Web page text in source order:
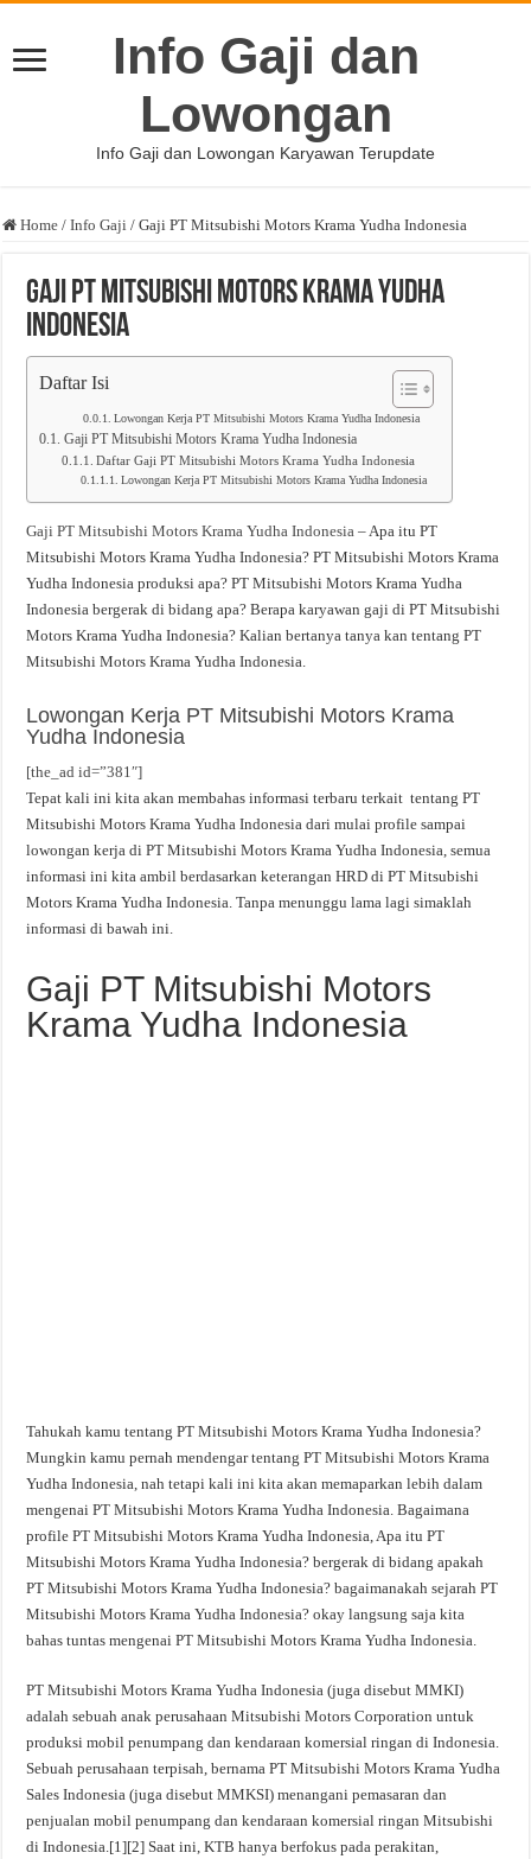
Info Gaji dan
Lowongan
Info Gaji dan Lowongan Karyawan Terupdate
Home / Info Gaji / Gaji PT Mitsubishi Motors Krama Yudha Indonesia
Gaji PT Mitsubishi Motors Krama Yudha
Indonesia
Daftar Isi
Lowongan Kerja PT Mitsubishi Motors Krama Yudha Indonesia
Gaji PT Mitsubishi Motors Krama Yudha Indonesia
Daftar Gaji PT Mitsubishi Motors Krama Yudha Indonesia
Lowongan Kerja PT Mitsubishi Motors Krama Yudha Indonesia
Gaji PT Mitsubishi Motors Krama Yudha Indonesia – Apa itu PT
Mitsubishi Motors Krama Yudha Indonesia? PT Mitsubishi Motors Krama
Yudha Indonesia produksi apa? PT Mitsubishi Motors Krama Yudha
Indonesia bergerak di bidang apa? Berapa karyawan gaji di PT Mitsubishi
Motors Krama Yudha Indonesia? Kalian bertanya tanya kan tentang PT
Mitsubishi Motors Krama Yudha Indonesia.
Lowongan Kerja PT Mitsubishi Motors Krama
Yudha Indonesia
[the_ad id=”381″]
Tepat kali ini kita akan membahas informasi terbaru terkait tentang PT
Mitsubishi Motors Krama Yudha Indonesia dari mulai profile sampai
lowongan kerja di PT Mitsubishi Motors Krama Yudha Indonesia, semua
informasi ini kita ambil berdasarkan keterangan HRD di PT Mitsubishi
Motors Krama Yudha Indonesia. Tanpa menunggu lama lagi simaklah
informasi di bawah ini.
Gaji PT Mitsubishi Motors
Krama Yudha Indonesia
Tahukah kamu tentang PT Mitsubishi Motors Krama Yudha Indonesia?
Mungkin kamu pernah mendengar tentang PT Mitsubishi Motors Krama
Yudha Indonesia, nah tetapi kali ini kita akan memaparkan lebih dalam
mengenai PT Mitsubishi Motors Krama Yudha Indonesia. Bagaimana
profile PT Mitsubishi Motors Krama Yudha Indonesia, Apa itu PT
Mitsubishi Motors Krama Yudha Indonesia? bergerak di bidang apakah
PT Mitsubishi Motors Krama Yudha Indonesia? bagaimanakah sejarah PT
Mitsubishi Motors Krama Yudha Indonesia? okay langsung saja kita
bahas tuntas mengenai PT Mitsubishi Motors Krama Yudha Indonesia.
PT Mitsubishi Motors Krama Yudha Indonesia (juga disebut MMKI)
adalah sebuah anak perusahaan Mitsubishi Motors Corporation untuk
produksi mobil penumpang dan kendaraan komersial ringan di Indonesia.
Sebuah perusahaan terpisah, bernama PT Mitsubishi Motors Krama Yudha
Sales Indonesia (juga disebut MMKSI) menangani pemasaran dan
penjualan mobil penumpang dan kendaraan komersial ringan Mitsubishi
di Indonesia.[1][2] Saat ini, KTB hanya berfokus pada perakitan,